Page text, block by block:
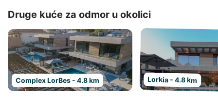
Druge kuće za odmor u okolici
Complex LorBes - 4.8 km Lorkia - 4.8 km